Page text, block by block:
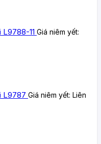
11 Giá niêm yết:
L9787 Giá niêm yết: Liên